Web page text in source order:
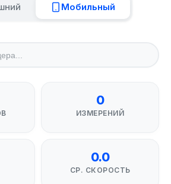
Мобильный
0
ИЗМЕРЕНИЙ
0.0
СР. СКОРОСТЬ